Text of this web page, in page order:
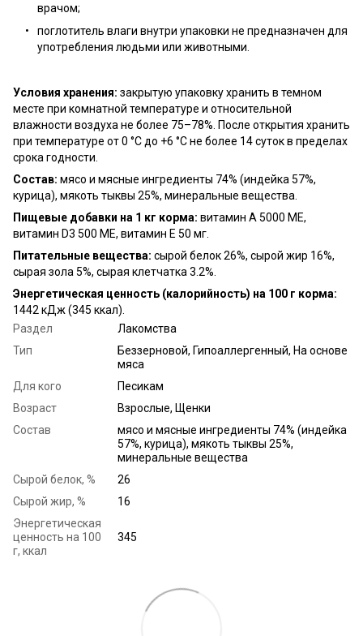
врачом;
поглотитель влаги внутри упаковки не предназначен для
употребления людьми или животными.
Условия хранения: закрытую упаковку хранить в темном
месте при комнатной температуре и относительной
влажности воздуха не более 75–78%. После открытия хранить
при температуре от 0 °C до +6 °C не более 14 суток в пределах
срока годности.
Состав: мясо и мясные ингредиенты 74% (индейка 57%,
курица), мякоть тыквы 25%, минеральные вещества.
Пищевые добавки на 1 кг корма: витамин A 5000 МЕ,
витамин D3 500 МЕ, витамин E 50 мг.
Питательные вещества: сырой белок 26%, сырой жир 16%,
сырая зола 5%, сырая клетчатка 3.2%.
Энергетическая ценность (калорийность) на 100 г корма:
1442 кДж (345 ккал).
Раздел
Лакомства
Тип
Беззерновой, Гипоаллергенный, На основе
мяса
Для кого
Песикам
Возраст
Взрослые, Щенки
Состав
мясо и мясные ингредиенты 74% (индейка
57%, курица), мякоть тыквы 25%,
минеральные вещества
Сырой белок, %
26
Сырой жир, %
16
Энергетическая
ценность на 100
г, ккал
345